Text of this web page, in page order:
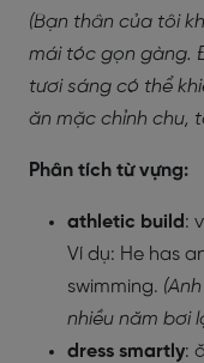
(Bạn thân của tôi
mái tóc gọn gàng.
tươi sáng có thể
ăn mặc chỉnh chu,
Phân tích từ vựng:
athletic build:
Ví dụ: He has
swimming.
nhiều năm bơi
dress smartly: